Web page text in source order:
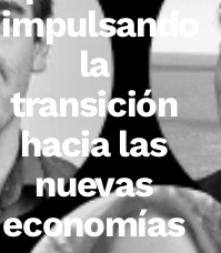
impulsando
la
transición
hacia las
nuevas
economías